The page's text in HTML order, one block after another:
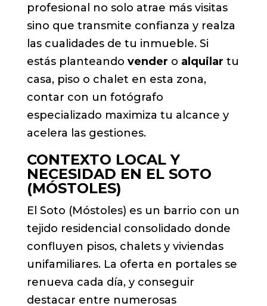
profesional no solo atrae más visitas
sino que transmite confianza y realza
las cualidades de tu inmueble. Si
estás planteando vender o alquilar tu
casa, piso o chalet en esta zona,
contar con un fotógrafo
especializado maximiza tu alcance y
acelera las gestiones.
CONTEXTO LOCAL Y
NECESIDAD EN EL SOTO
(MÓSTOLES)
El Soto (Móstoles) es un barrio con un
tejido residencial consolidado donde
confluyen pisos, chalets y viviendas
unifamiliares. La oferta en portales se
renueva cada día, y conseguir
destacar entre numerosas